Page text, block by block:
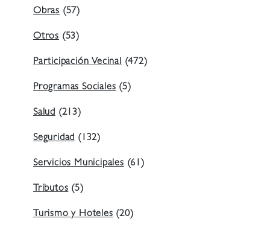
Obras (57)
Otros (53)
Participación Vecinal(472)
Programas Sociales(5)
Salud (213)
Seguridad(132)
Servicios Municipales(61)
Tributos(5)
Turismo y Hoteles(20)